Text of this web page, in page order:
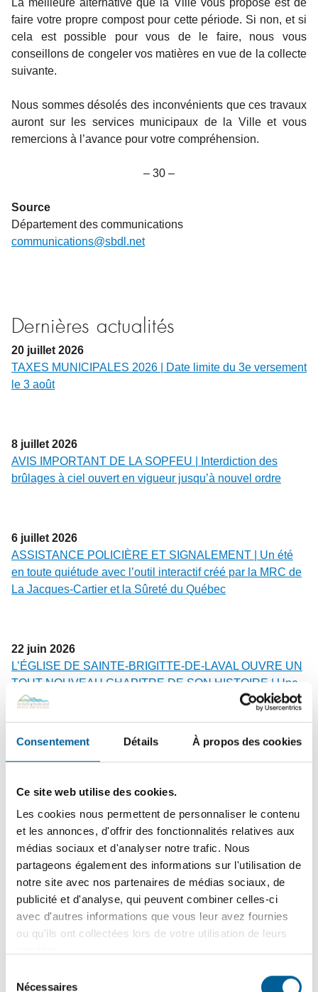
Consentement Détails À propos des cookies
Ce site web utilise des cookies.
Les cookies nous permettent de personnaliser le contenu
et les annonces, d'offrir des fonctionnalités relatives aux
médias sociaux et d'analyser notre trafic. Nous
partageons également des informations sur l'utilisation de
notre site avec nos partenaires de médias sociaux, de
publicité et d'analyse, qui peuvent combiner celles-ci
avec d'autres informations que vous leur avez fournies
ou qu'ils ont collectées lors de votre utilisation de leurs
Nécessaires
La meilleure alternative que la Ville vous propose est de
faire votre propre compost pour cette période. Si non, et si
cela est possible pour vous de le faire, nous vous
conseillons de congeler vos matières en vue de la collecte
suivante.
Nous sommes désolés des inconvénients que ces travaux
auront sur les services municipaux de la Ville et vous
remercions à l’avance pour votre compréhension.
– 30 –
Source
Département des communications
communications@sbdl.net
Dernières actualités
20 juillet 2026
TAXES MUNICIPALES 2026 | Date limite du 3e versement
le 3 août
8 juillet 2026
AVIS IMPORTANT DE LA SOPFEU | Interdiction des
brûlages à ciel ouvert en vigueur jusqu’à nouvel ordre
6 juillet 2026
ASSISTANCE POLICIÈRE ET SIGNALEMENT | Un été
en toute quiétude avec l’outil interactif créé par la MRC de
La Jacques-Cartier et la Sûreté du Québec
22 juin 2026
L’ÉGLISE DE SAINTE-BRIGITTE-DE-LAVAL OUVRE UN
TOUT NOUVEAU CHAPITRE DE SON HISTOIRE | Une
soirée d’inauguration festive a marqué la réouverture de
15 juin 2026
SÉCURITÉ PUBLIQUE – En cours | Tournée résidentielle
de sensibilisation des pompiers : une visite pour votre
sécurité !
10 juin 2026
FINANCES MUNICIPALES | Dépôt du rapport financier
2025 et de l’état de situation financière 2026